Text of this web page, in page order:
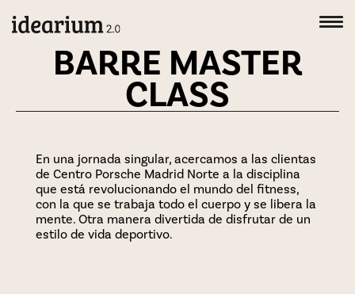
BARRE MASTER
CLASS
En una jornada singular, acercamos a las clientas
de Centro Porsche Madrid Norte a la disciplina
que está revolucionando el mundo del fitness,
con la que se trabaja todo el cuerpo y se libera la
mente. Otra manera divertida de disfrutar de un
estilo de vida deportivo.